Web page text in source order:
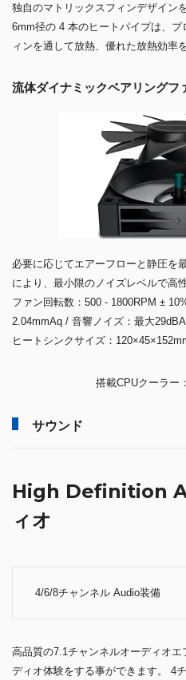
独自のマトリックスフィンデザイン
6mm径の 4 本のヒートパイプは、
ィンを通して放熱、優れた放熱効率
流体ダイナミックベアリングフ
必要に応じてエアーフローと静圧を
により、最小限のノイズレベルで高
ファン回転数：500 - 1800RPM ±
2.04mmAq / 音響ノイズ：最大
ヒートシンクサイズ：
搭載CPUクーラ
サウンド
High Definition
ィオ
4/6/8チャンネル Audio装備
高品質の7.1チャンネルオーディオ
ディオ体験をする事ができます。 4